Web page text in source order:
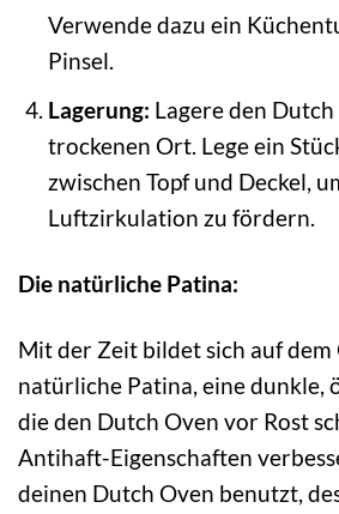
Verwende dazu ein
Pinsel.
Lagerung: Lagere den
trockenen Ort. Lege ein
zwischen Topf und Deckel,
Luftzirkulation zu fördern.
Die natürliche Patina:
Mit der Zeit bildet sich auf dem
natürliche Patina, eine dunkle,
die den Dutch Oven vor Rost
Antihaft-Eigenschaften
deinen Dutch Oven benutzt,